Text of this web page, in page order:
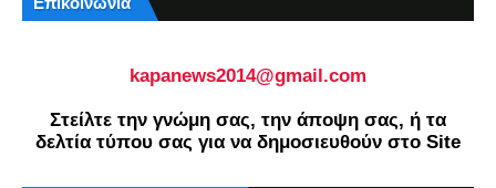
kapanews2014@gmail.com
Στείλτε την γνώμη σας, την άποψη σας, ή τα
δελτία τύπου σας για να δημοσιευθούν στο Site